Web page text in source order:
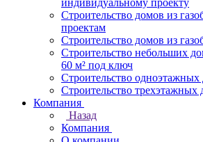
индивидуальному проекту
Строительство домов из
проектам
Строительство домов из
Строительство небольших
60 м² под ключ
Строительство одноэтажных
Строительство трехэтажных
Компания
Назад
Компания